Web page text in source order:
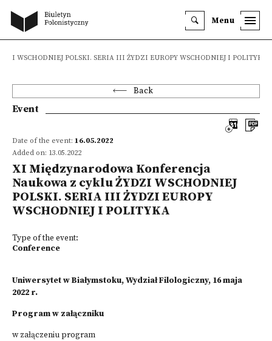
Menu
WSCHODNIEJ POLSKI. SERIA III ŻYDZI EUROPY WSCHODNIEJ I POLITYKA
Back
Event
Date of the event: 16.05.2022
Added on: 13.05.2022
XI Międzynarodowa Konferencja
Naukowa z cyklu ŻYDZI WSCHODNIEJ
POLSKI. SERIA III ŻYDZI EUROPY
WSCHODNIEJ I POLITYKA
Type of the event:
Conference
Uniwersytet w Białymstoku, Wydział Filologiczny, 16 maja
2022 r.
Program w załączniku
w załączeniu program